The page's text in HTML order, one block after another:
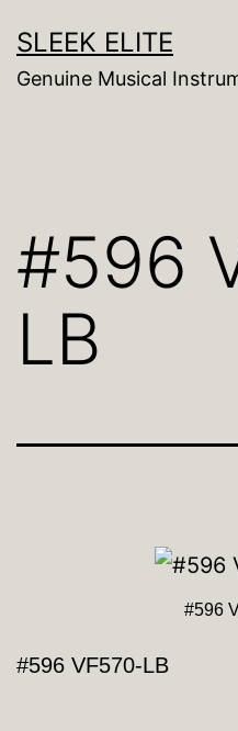
ン
テ
キ
SLEEK ELITE
Genuine Musical
#596
LB
#596
#596 VF570-LB